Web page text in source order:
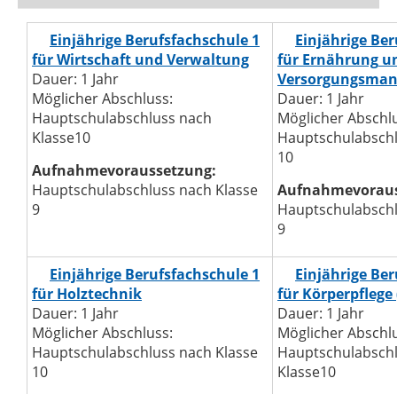
Einjährige Berufsfachschule 1
für Wirtschaft und Verwaltung
Dauer: 1 Jahr
Möglicher Abschluss:
Hauptschulabschluss nach
Klasse10
Aufnahmevoraussetzung:
Hauptschulabschluss nach Klasse
9
Einjährige
für Ernährung
Dauer: 1 Jahr
Möglicher
10
9
Einjährige Berufsfachschule 1
für Holztechnik
Dauer: 1 Jahr
Möglicher Abschluss:
Hauptschulabschluss nach Klasse
10
Einjährige
für Körperpflege
Dauer: 1 Jahr
Möglicher
Klasse10